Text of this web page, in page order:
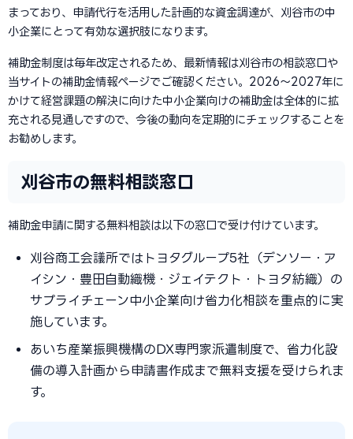
まっており、申請代行を活用した計画的な資金調達が、刈谷市の中
小企業にとって有効な選択肢になります。
補助金制度は毎年改定されるため、最新情報は刈谷市の相談窓口や
当サイトの補助金情報ページでご確認ください。2026〜2027年に
かけて経営課題の解決に向けた中小企業向けの補助金は全体的に拡
充される見通しですので、今後の動向を定期的にチェックすることを
お勧めします。
刈谷市の無料相談窓口
補助金申請に関する無料相談は以下の窓口で受け付けています。
刈谷商工会議所ではトヨタグループ5社（デンソー・ア
イシン・豊田自動織機・ジェイテクト・トヨタ紡織）の
サプライチェーン中小企業向け省力化相談を重点的に実
施しています。
あいち産業振興機構のDX専門家派遣制度で、省力化設
備の導入計画から申請書作成まで無料支援を受けられま
す。